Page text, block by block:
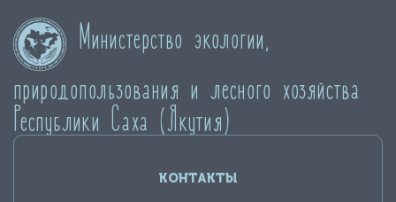
Министерство экологии,
природопользования и лесного хозяйства
Республики Саха (Якутия)
КОНТАКТЫ